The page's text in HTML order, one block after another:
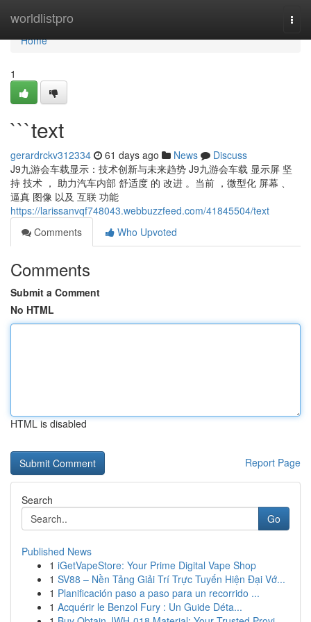
worldlistpro
Home
Home
1
```text
gerardrckv312334 61 days ago News
Discuss
J9九游会车载显示：技术创新与未来趋势 J9九游会车载 显示屏 坚
持 技术 ， 助力汽车内部 舒适度 的 改进 。当前 ，微型化 屏幕 、
逼真 图像 以及 互联 功能
https://larissanvqf748043.webbuzzfeed.com/41845504/text
Comments
Who Upvoted
Comments
Submit a Comment
No HTML
HTML is disabled
Report Page
Search
Go
Published News
1 iGetVapeStore: Your Prime Digital Vape Shop
1 SV88 – Nền Tảng Giải Trí Trực Tuyến Hiện Đại Vớ...
1 Planificación paso a paso para un recorrido ...
1 Acquérir le Benzol Fury : Un Guide Déta...